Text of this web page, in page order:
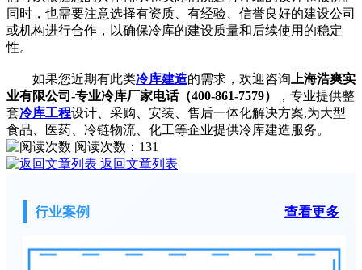
同时，也需要注意选择有资质、有经验、信誉良好的建设公司
或机构进行合作，以确保冷库的建设质量和后续使用的稳定
性。
如果您近期有此类冷库建造的需求，欢迎咨询 上海浩爽实
业有限公司-专业冷库厂家电话（400-861-7579）
，专业提供整
套冷库工程设计、采购、安装、售后一体化解决方案,为大型
食品、医药、冷链物流、化工等企业提供冷库建造服务。
阅读次数： 131
返回文章列表
行业案例 查看更多